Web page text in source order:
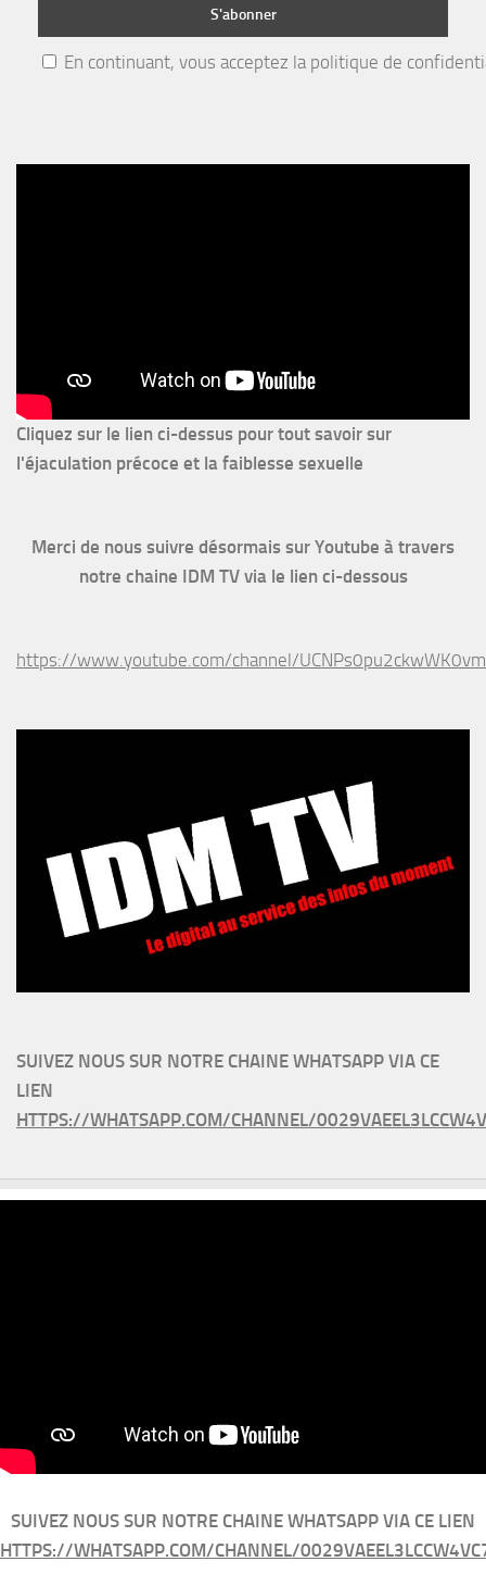
En continuant, vous acceptez la politique de
Cliquez sur le lien ci-dessus pour tout savoir sur
l'éjaculation précoce et la faiblesse sexuelle
Merci de nous suivre désormais sur Youtube à travers
notre chaine IDM TV via le lien ci-dessous
https://www.youtube.com/channel/
SUIVEZ NOUS SUR NOTRE CHAINE WHATSAPP VIA CE
LIEN
HTTPS://WHATSAPP.COM/CHANNEL/
SUIVEZ NOUS SUR NOTRE CHAINE WHATSAPP VIA CE LIEN
HTTPS://WHATSAPP.COM/CHANNEL/